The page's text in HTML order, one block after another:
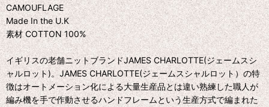
CAMOUFLAGE
Made In the U.K
素材 COTTON 100%
イギリスの老舗ニットブランドJAMES CHARLOTTE(ジェームスシ
ャルロット)。JAMES CHARLOTTE(ジェームスシャルロット）の特
徴はオートメーション化による大量生産品とは違い熟練した職人が
編み機を手で作動させるハンドフレームという生産方式で編まれた